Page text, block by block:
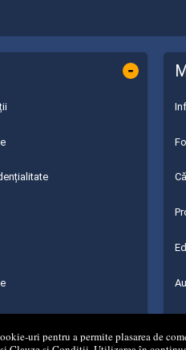
uri pentru a permite plasarea de
-